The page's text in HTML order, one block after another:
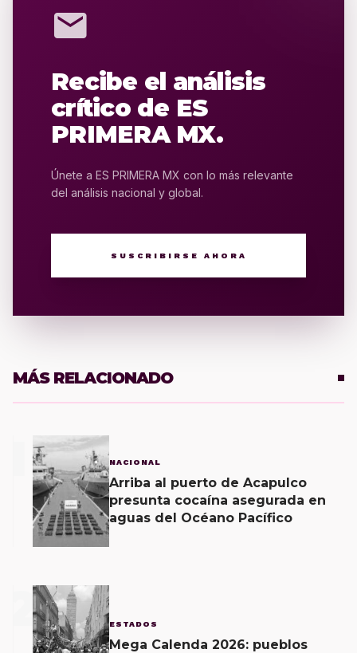
mail
Recibe el análisis
crítico de ES
PRIMERA MX.
Únete a ES PRIMERA MX con lo más relevante
del análisis nacional y global.
SUSCRIBIRSE AHORA
MÁS RELACIONADO
NACIONAL
Arriba al puerto de Acapulco
presunta cocaína asegurada en
aguas del Océano Pacífico
2 ESTADOS
Mega Calenda 2026: pueblos